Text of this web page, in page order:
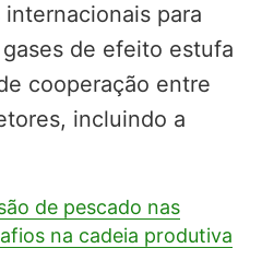
para
de efeito estufa
cooperação entre
incluindo a
de pescado nas
na cadeia produtiva